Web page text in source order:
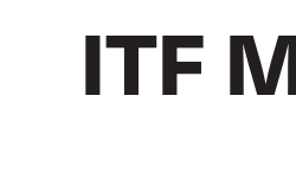
ITF